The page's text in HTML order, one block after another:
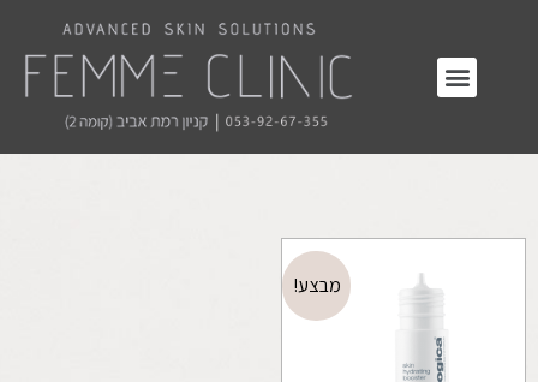
מבצע!